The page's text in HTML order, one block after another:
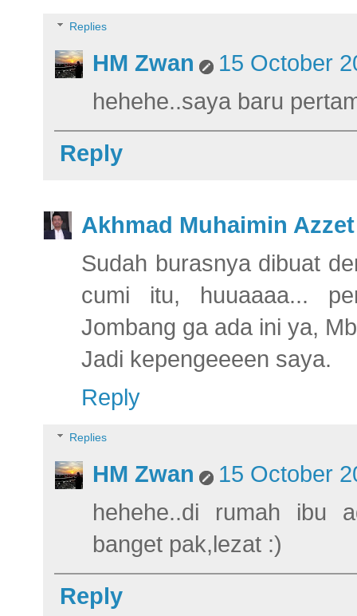
Replies
HM Zwan
15 October
hehehe..saya baru
Reply
Akhmad Muhaimin Azzet
Sudah burasnya dibuat
cumi itu, huuaaaa...
Jombang ga ada ini ya,
Jadi kepengeeeen saya.
Reply
Replies
HM Zwan
15 October
hehehe..di rumah ibu
banget pak,lezat :)
Reply